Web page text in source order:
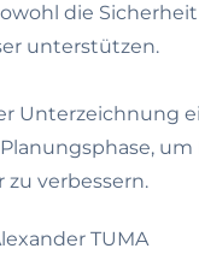
die
unterstützen.
Unterzeichnung
verbessern.
TUMA